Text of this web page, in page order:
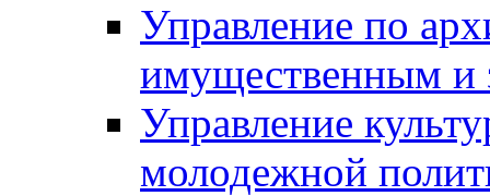
Управление по
имущественным и
Управление
молодежной